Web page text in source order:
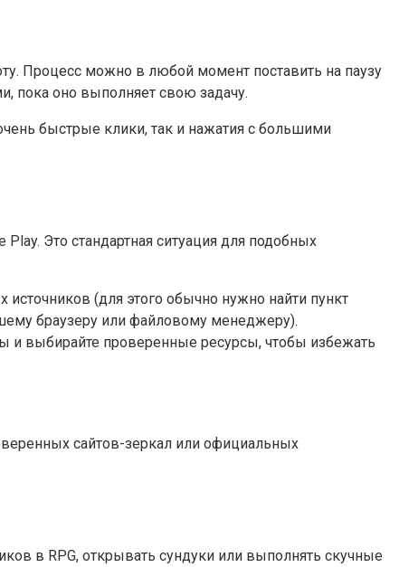
Процесс можно в любой момент поставить на паузу
пока оно выполняет свою задачу.
быстрые клики, так и нажатия с большими
Это стандартная ситуация для подобных
источников (для этого обычно нужно найти пункт
браузеру или файловому менеджеру).
и выбирайте проверенные ресурсы, чтобы избежать
сайтов-зеркал или официальных
в RPG, открывать сундуки или выполнять скучные